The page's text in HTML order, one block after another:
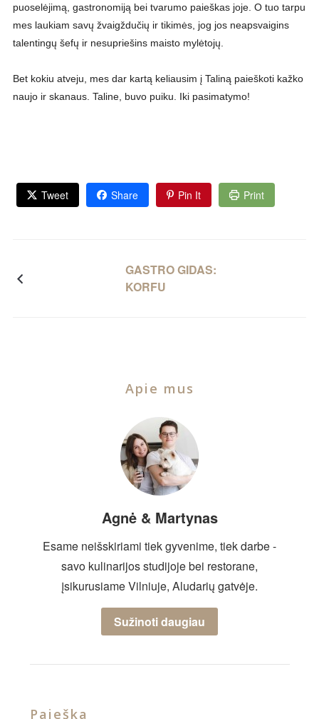
puoselėjimą, gastronomiją bei tvarumo paieškas joje. O tuo tarpu
mes laukiam savų žvaigždučių ir tikimės, jog jos neapsvaigins
talentingų šefų ir nesupriešins maisto mylėtojų.
Bet kokiu atveju, mes dar kartą keliausim į Taliną paieškoti kažko
naujo ir skanaus. Taline, buvo puiku. Iki pasimatymo!
Tweet Share Pin It Print
GASTRO GIDAS:
KORFU
Apie mus
Agnė & Martynas
Esame neišskiriami tiek gyvenime, tiek darbe -
savo kulinarijos studijoje bei restorane,
įsikurusiame Vilniuje, Aludarių gatvėje.
Sužinoti daugiau
Paieška